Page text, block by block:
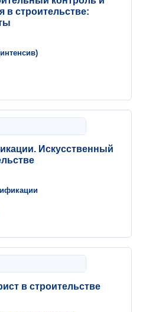
в строительстве:
Искусственный
в строительстве